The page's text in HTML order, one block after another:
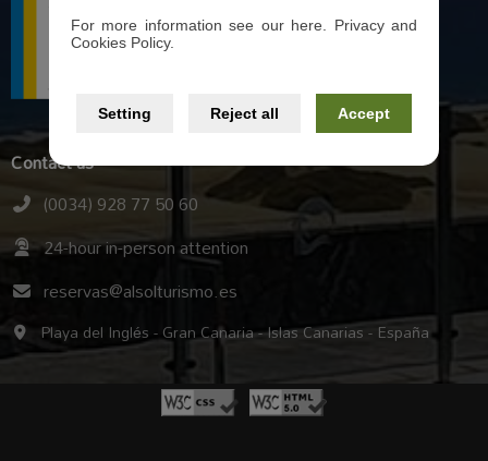
For more information see our here. Privacy and
Cookies Policy.
Setting Reject all Accept
Contact us
(0034) 928 77 50 60
24-hour in-person attention
reservas@alsolturismo.es
Playa del Inglés - Gran Canaria - Islas Canarias - España